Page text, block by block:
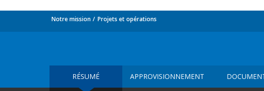
Notre mission Projets et opérations
RÉSUMÉ APPROVISIONNEMENT